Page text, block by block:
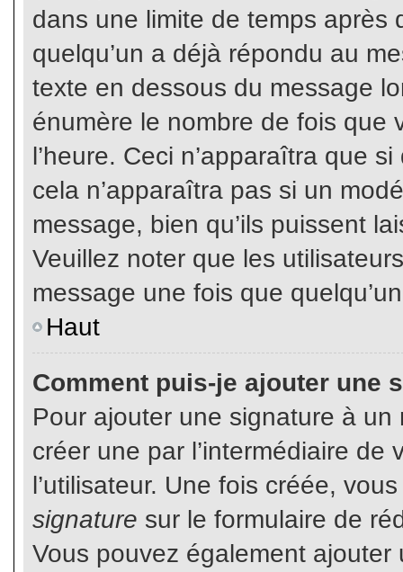
dans une limite de temps après
quelqu’un a déjà répondu au
texte en dessous du message
énumère le nombre de fois que
l’heure. Ceci n’apparaîtra que
cela n’apparaîtra pas si un
message, bien qu’ils puissent
Veuillez noter que les
message une fois que
Haut
Comment puis-je ajouter une
Pour ajouter une signature à un
créer une par l’intermédiaire
l’utilisateur. Une fois créée,
signature sur le formulaire de
Vous pouvez également